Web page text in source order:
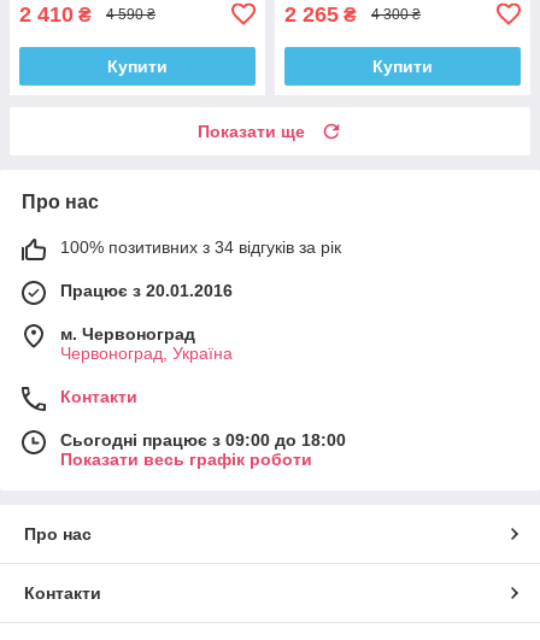
2 410 ₴ 4 590 ₴
Купити
2 265 ₴ 4 300 ₴
Купити
Показати ще
Про нас
100% позитивних з 34 відгуків за рік
Працює з 20.01.2016
м. Червоноград
Червоноград, Україна
Контакти
Сьогодні працює з 09:00 до 18:00
Показати весь графік роботи
Про нас
Контакти